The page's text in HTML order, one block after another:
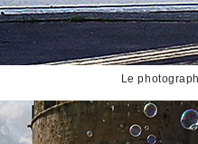
Le